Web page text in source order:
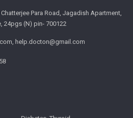
Para Road, Jagadish Apartment,
24pgs (N) pin- 700122
, help.docton@gmail.com